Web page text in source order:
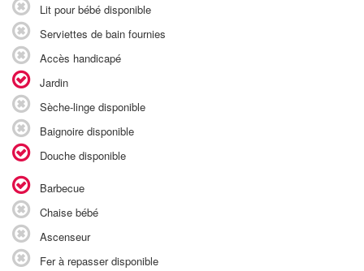
Lit pour bébé disponible
Serviettes de bain fournies
Accès handicapé
Jardin
Sèche-linge disponible
Baignoire disponible
Douche disponible
Barbecue
Chaise bébé
Ascenseur
Fer à repasser disponible